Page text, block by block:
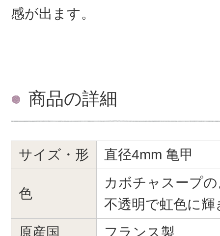
感が出ます。
商品の詳細
サイズ・形 直径4mm 亀甲
色
カボチャスープ
不透明で虹色に輝
原産国
フランス製